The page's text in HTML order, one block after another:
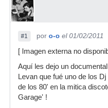
#1 por o-o el 01/02/2011
[ Imagen externa no
Aquí les dejo un
Levan que fué uno de los
de los 80' en la mitica
Garage' !